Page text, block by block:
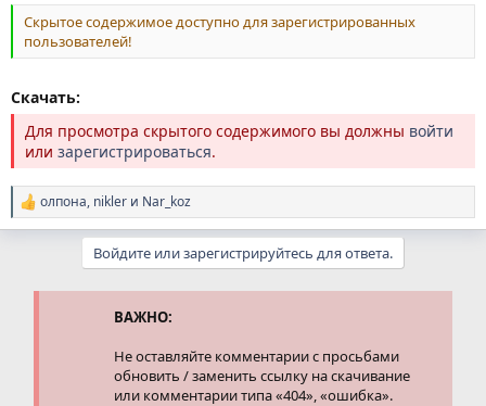
Скрытое содержимое доступно для зарегистрированных
пользователей!
Скачать:
Для просмотра скрытого содержимого вы должны войти
или зарегистрироваться.
Р
е
олпона, nikler и Nar_koz
Войдите или зарегистрируйтесь для ответа.
ВАЖНО:
Не оставляйте комментарии с просьбами
обновить / заменить ссылку на скачивание
или комментарии типа «404», «ошибка».